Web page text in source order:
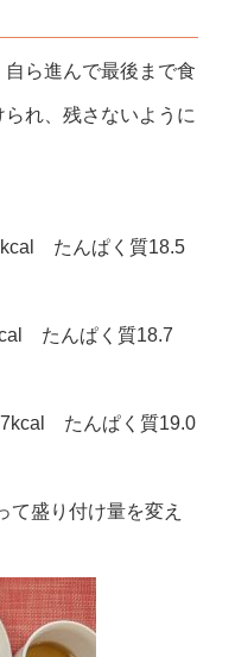
ら進んで最後まで食
れ、残さないように
たんぱく質18.5
たんぱく質18.7
たんぱく質19.0
て盛り付け量を変え